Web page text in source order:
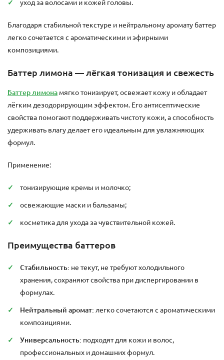
уход за волосами и кожей головы.
Благодаря стабильной текстуре и нейтральному аромату баттер
легко сочетается с ароматическими и эфирными
композициями.
Баттер лимона — лёгкая тонизация и свежесть
Баттер лимона мягко тонизирует, освежает кожу и обладает
лёгким дезодорирующим эффектом. Его антисептические
свойства помогают поддерживать чистоту кожи, а способность
удерживать влагу делает его идеальным для увлажняющих
формул.
Применение:
тонизирующие кремы и молочко;
освежающие маски и бальзамы;
косметика для ухода за чувствительной кожей.
Преимущества баттеров
Стабильность: не текут, не требуют холодильного
хранения, сохраняют свойства при диспергировании в
формулах.
Нейтральный аромат: легко сочетаются с ароматическими
композициями.
Универсальность: подходят для кожи и волос,
профессиональных и домашних формул.